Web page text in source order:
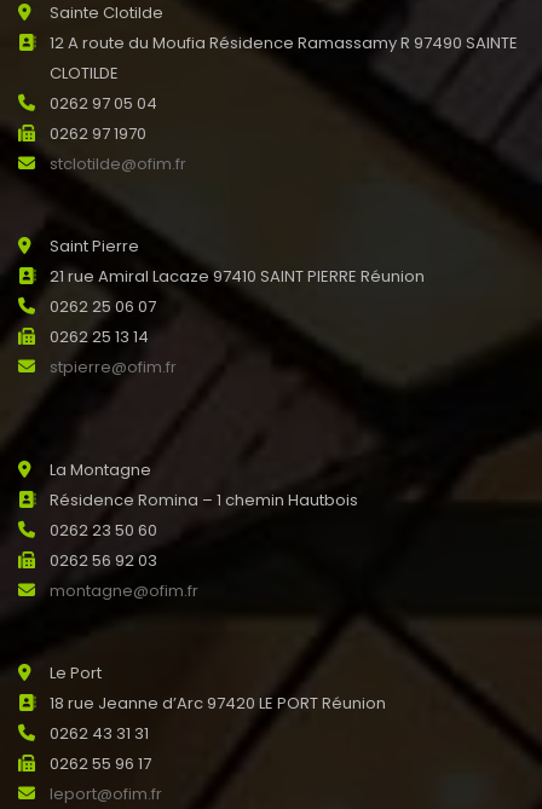
Sainte Clotilde
12 A route du Moufia Résidence Ramassamy R 97490 SAINTE
CLOTILDE
0262 97 05 04
0262 97 1970
stclotilde@ofim.fr
Saint Pierre
21 rue Amiral Lacaze 97410 SAINT PIERRE Réunion
0262 25 06 07
0262 25 13 14
stpierre@ofim.fr
La Montagne
Résidence Romina – 1 chemin Hautbois
0262 23 50 60
0262 56 92 03
montagne@ofim.fr
Le Port
18 rue Jeanne d’Arc 97420 LE PORT Réunion
0262 43 31 31
0262 55 96 17
leport@ofim.fr